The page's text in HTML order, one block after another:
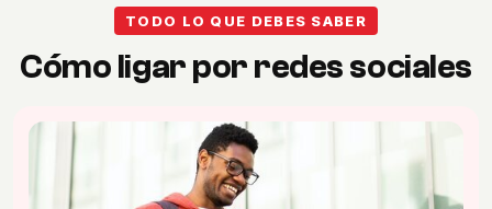
TODO LO QUE DEBES SABER
Cómo ligar por redes sociales